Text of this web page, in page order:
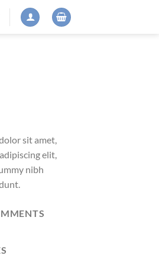
sit amet,
elit,
nibh